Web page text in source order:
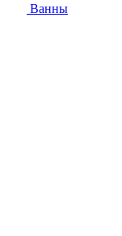
Ванны